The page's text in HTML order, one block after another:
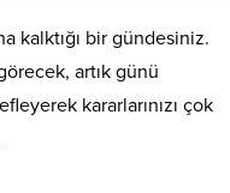
kalktığı bir gündesiniz.
artık günü
kararlarınızı çok